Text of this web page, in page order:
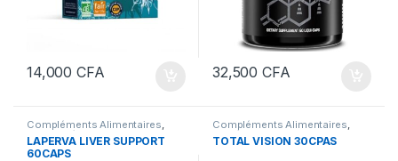
14,000CFA 32,500CFA
Compléments Alimentaires
Foie et Détox
LAPERVA LIVER SUPPORT
60CAPS
Compléments Alimentaires
Santé
TOTAL VISION 30CPAS